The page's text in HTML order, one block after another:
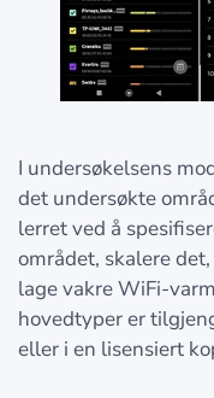
I undersøkelsens
det undersøkte
lerret ved å
området, skalere
lage vakre WiFi-
hovedtyper er
eller i en lisensiert